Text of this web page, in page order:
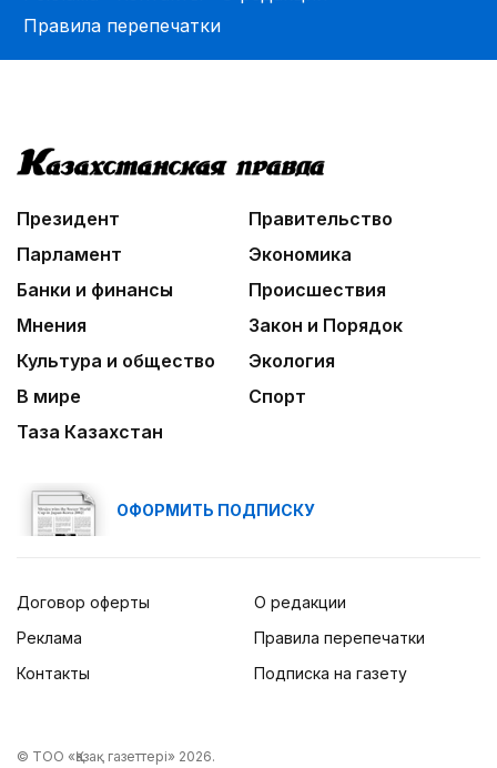
Правила перепечатки
Президент
Правительство
Парламент
Экономика
Банки и финансы
Происшествия
Мнения
Закон и Порядок
Культура и общество
Экология
В мире
Спорт
Таза Казахстан
ОФОРМИТЬ ПОДПИСКУ
Договор оферты
Реклама
Контакты
О редакции
Правила перепечатки
Подписка на газету
© ТОО «Қазақ газеттері» 2026.